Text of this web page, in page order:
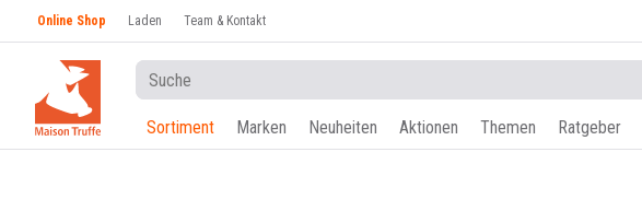
Online Shop Laden Team & Kontakt
Sortiment Marken Neuheiten Aktionen Themen Ratgeber